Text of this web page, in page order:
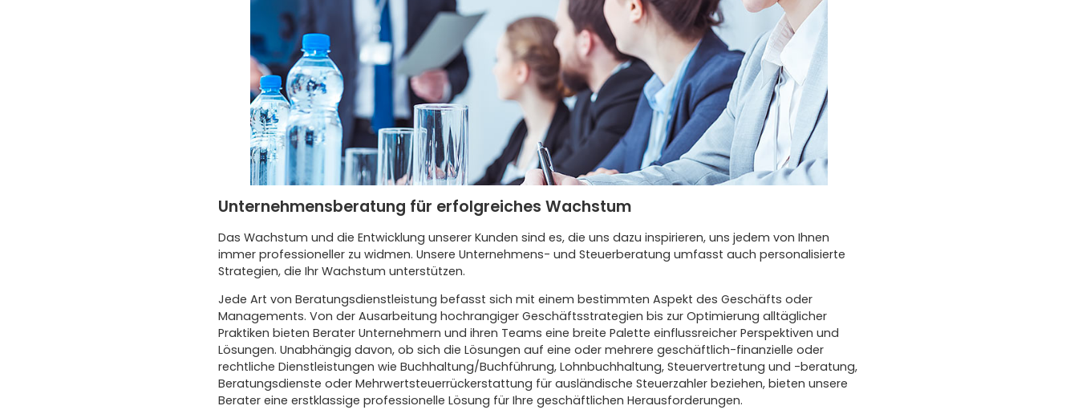
Unternehmensberatung für erfolgreiches Wachstum
Das Wachstum und die Entwicklung unserer Kunden sind es, die uns dazu inspirieren, uns jedem von Ihnen
immer professioneller zu widmen. Unsere Unternehmens- und Steuerberatung umfasst auch personalisierte
Strategien, die Ihr Wachstum unterstützen.
Jede Art von Beratungsdienstleistung befasst sich mit einem bestimmten Aspekt des Geschäfts oder
Managements. Von der Ausarbeitung hochrangiger Geschäftsstrategien bis zur Optimierung alltäglicher
Praktiken bieten Berater Unternehmern und ihren Teams eine breite Palette einflussreicher Perspektiven und
Lösungen. Unabhängig davon, ob sich die Lösungen auf eine oder mehrere geschäftlich-finanzielle oder
rechtliche Dienstleistungen wie Buchhaltung/Buchführung, Lohnbuchhaltung, Steuervertretung und -beratung,
Beratungsdienste oder Mehrwertsteuerrückerstattung für ausländische Steuerzahler beziehen, bieten unsere
Berater eine erstklassige professionelle Lösung für Ihre geschäftlichen Herausforderungen.